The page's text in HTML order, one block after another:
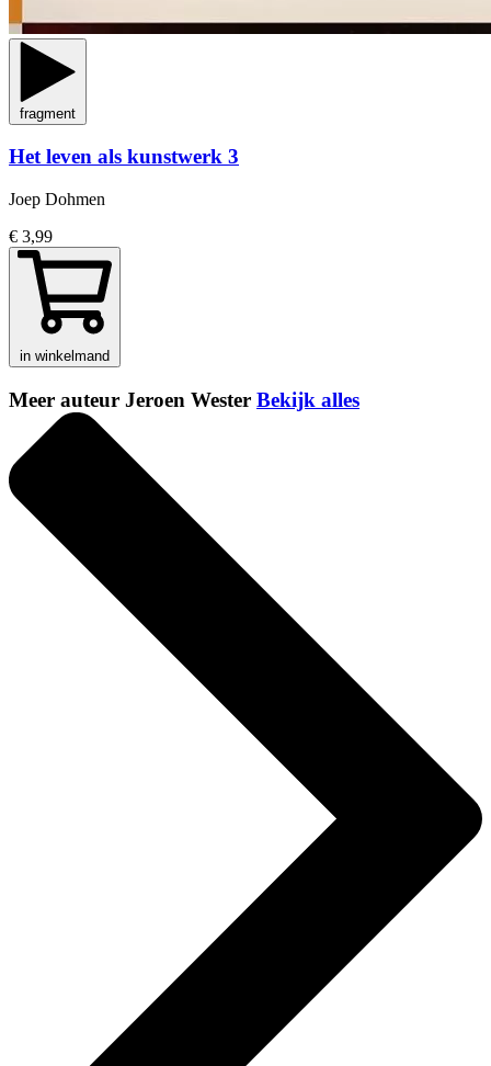
fragment
Het leven als kunstwerk 3
Joep Dohmen
€ 3,99
in winkelmand
Meer auteur Jeroen Wester Bekijk alles